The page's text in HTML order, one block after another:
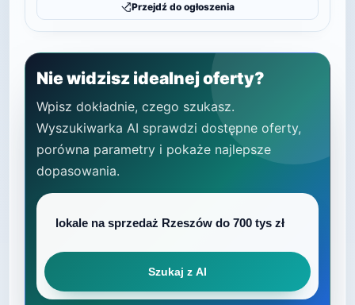
Przejdź do ogłoszenia
Nie widzisz idealnej oferty?
Wpisz dokładnie, czego szukasz.
Wyszukiwarka AI sprawdzi dostępne oferty,
porówna parametry i pokaże najlepsze
dopasowania.
Szukaj z AI